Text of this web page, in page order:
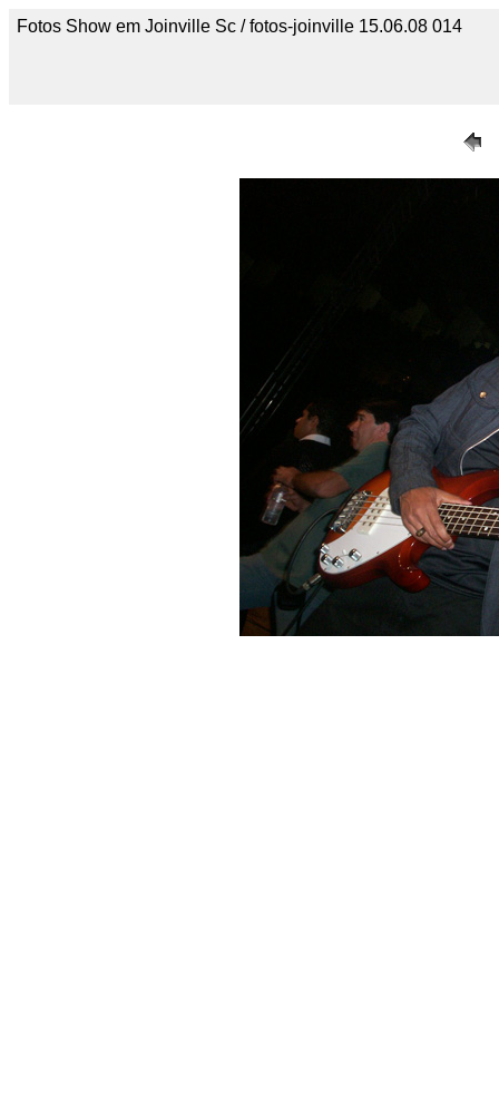
Fotos Show em Joinville Sc / fotos-joinville 15.06.08 014